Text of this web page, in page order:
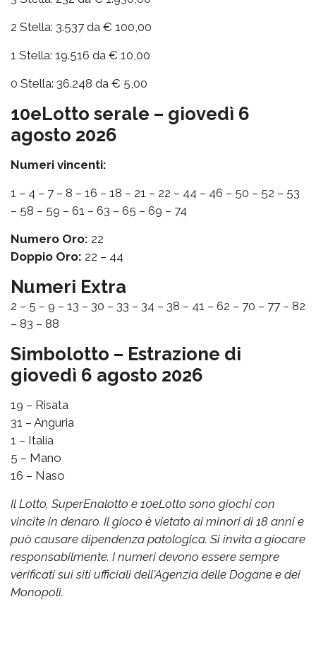
2 Stella: 3.537 da € 100,00
1 Stella: 19.516 da € 10,00
0 Stella: 36.248 da € 5,00
10eLotto serale – giovedì 6
agosto 2026
Numeri vincenti:
1 – 4 – 7 – 8 – 16 – 18 – 21 – 22 – 44 – 46 – 50 – 52 – 53
– 58 – 59 – 61 – 63 – 65 – 69 – 74
Numero Oro: 22
Doppio Oro: 22 – 44
Numeri Extra
2 – 5 – 9 – 13 – 30 – 33 – 34 – 38 – 41 – 62 – 70 – 77 – 82
– 83 – 88
Simbolotto – Estrazione di
giovedì 6 agosto 2026
19 – Risata
31 – Anguria
1 – Italia
5 – Mano
16 – Naso
Il Lotto, SuperEnalotto e 10eLotto sono giochi con
vincite in denaro. Il gioco è vietato ai minori di 18 anni e
può causare dipendenza patologica. Si invita a giocare
responsabilmente. I numeri devono essere sempre
verificati sui siti ufficiali dell'Agenzia delle Dogane e dei
Monopoli.